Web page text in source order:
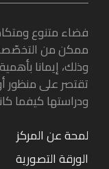
فضاء متنوع
ممكن من التخصّصات
وذلك، إيمانا
تقتصر على منظور
ودراستها كيفما
لمحة عن المركز
الورقة التصورية